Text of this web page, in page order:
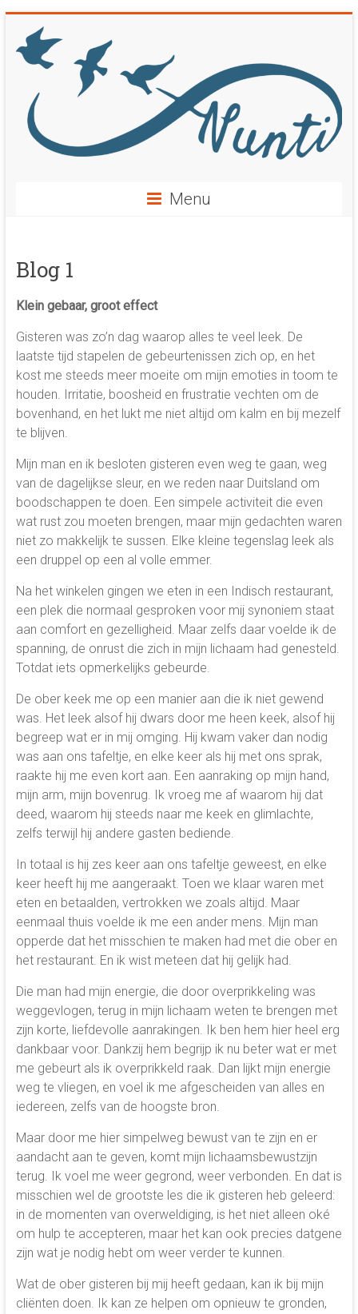
naar
inhoud
Menu
Blog 1
Klein gebaar, groot effect
Gisteren was zo’n dag waarop alles te veel leek. De
laatste tijd stapelen de gebeurtenissen zich op, en het
kost me steeds meer moeite om mijn emoties in toom te
houden. Irritatie, boosheid en frustratie vechten om de
bovenhand, en het lukt me niet altijd om kalm en bij mezelf
te blijven.
Mijn man en ik besloten gisteren even weg te gaan, weg
van de dagelijkse sleur, en we reden naar Duitsland om
boodschappen te doen. Een simpele activiteit die even
wat rust zou moeten brengen, maar mijn gedachten waren
niet zo makkelijk te sussen. Elke kleine tegenslag leek als
een druppel op een al volle emmer.
Na het winkelen gingen we eten in een Indisch restaurant,
een plek die normaal gesproken voor mij synoniem staat
aan comfort en gezelligheid. Maar zelfs daar voelde ik de
spanning, de onrust die zich in mijn lichaam had genesteld.
Totdat iets opmerkelijks gebeurde.
De ober keek me op een manier aan die ik niet gewend
was. Het leek alsof hij dwars door me heen keek, alsof hij
begreep wat er in mij omging. Hij kwam vaker dan nodig
was aan ons tafeltje, en elke keer als hij met ons sprak,
raakte hij me even kort aan. Een aanraking op mijn hand,
mijn arm, mijn bovenrug. Ik vroeg me af waarom hij dat
deed, waarom hij steeds naar me keek en glimlachte,
zelfs terwijl hij andere gasten bediende.
In totaal is hij zes keer aan ons tafeltje geweest, en elke
keer heeft hij me aangeraakt. Toen we klaar waren met
eten en betaalden, vertrokken we zoals altijd. Maar
eenmaal thuis voelde ik me een ander mens. Mijn man
opperde dat het misschien te maken had met die ober en
het restaurant. En ik wist meteen dat hij gelijk had.
Die man had mijn energie, die door overprikkeling was
weggevlogen, terug in mijn lichaam weten te brengen met
zijn korte, liefdevolle aanrakingen. Ik ben hem hier heel erg
dankbaar voor. Dankzij hem begrijp ik nu beter wat er met
me gebeurt als ik overprikkeld raak. Dan lijkt mijn energie
weg te vliegen, en voel ik me afgescheiden van alles en
iedereen, zelfs van de hoogste bron.
Maar door me hier simpelweg bewust van te zijn en er
aandacht aan te geven, komt mijn lichaamsbewustzijn
terug. Ik voel me weer gegrond, weer verbonden. En dat is
misschien wel de grootste les die ik gisteren heb geleerd:
in de momenten van overweldiging, is het niet alleen oké
om hulp te accepteren, maar het kan ook precies datgene
zijn wat je nodig hebt om weer verder te kunnen.
Wat de ober gisteren bij mij heeft gedaan, kan ik bij mijn
cliënten doen. Ik kan ze helpen om opnieuw te gronden,